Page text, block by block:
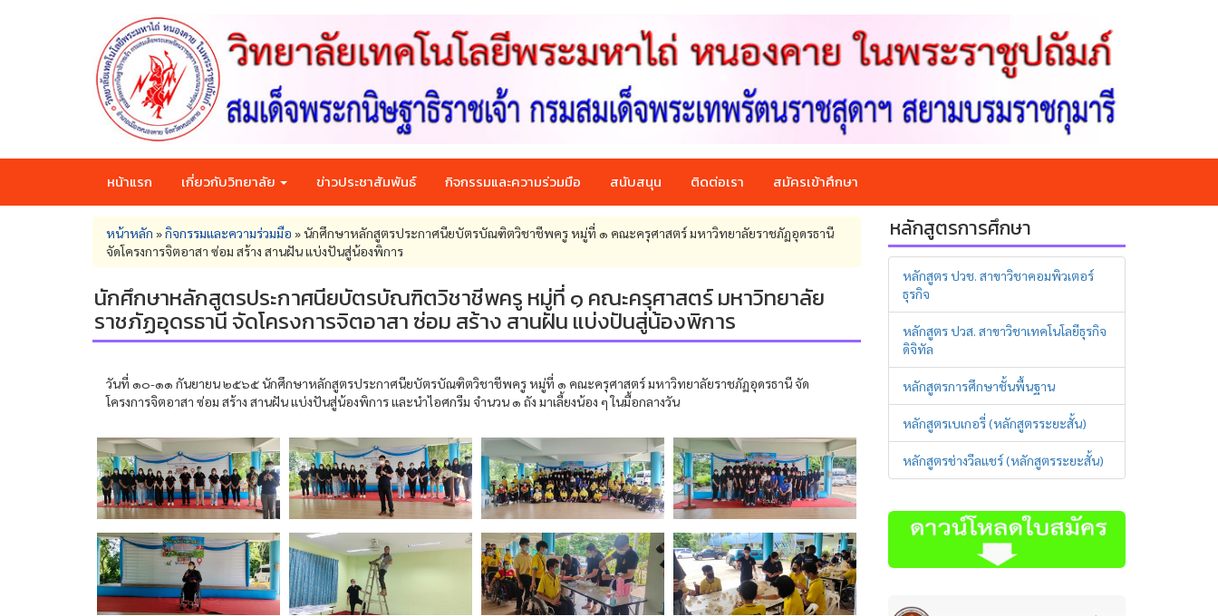
หน้าแรก เกี่ยวกับวิทยาลัย ข่าวประชาสัมพันธ์ กิจกรรมและความร่วมมือ สนับสนุน ติดต่อเรา สมัครเข้าศึกษา
You
are
here
หน้าหลัก »กิจกรรมและความร่วมมือ »นักศึกษาหลักสูตรประกาศนียบัตรบัณฑิตวิชาชีพครู หมู่ที่ ๑ คณะครุศาสตร์ มหาวิทยาลัยราชภัฏอุดรธานี
จัดโครงการจิตอาสา ซ่อม สร้าง สานฝัน แบ่งปันสู่น้องพิการ
นักศึกษาหลักสูตรประกาศนียบัตรบัณฑิตวิชาชีพครู หมู่ที่ ๑ คณะครุศาสตร์ มหาวิทยาลัย
ราชภัฏอุดรธานี จัดโครงการจิตอาสา ซ่อม สร้าง สานฝัน แบ่งปันสู่น้องพิการ
วันที่ ๑๐-๑๑ กันยายน ๒๕๖๕ นักศึกษาหลักสูตรประกาศนียบัตรบัณฑิตวิชาชีพครู หมู่ที่ ๑ คณะครุศาสตร์ มหาวิทยาลัยราชภัฏอุดรธานี จัด
โครงการจิตอาสา ซ่อม สร้าง สานฝัน แบ่งปันสู่น้องพิการ และนำไอศกรีม จำนวน ๑ ถัง มาเลี้ยงน้อง ๆ ในมื้อกลางวัน
หลักสูตรการศึกษา
หลักสูตร ปวช. สาขาวิชาคอมพิวเตอร์
ธุรกิจ
หลักสูตร ปวส. สาขาวิชาเทคโนโลยีธุรกิจ
ดิจิทัล
หลักสูตรการศึกษาชั้นพื้นฐาน
หลักสูตรเบเกอรี่ (หลักสูตรระยะสั้น)
หลักสูตรช่างวีลแชร์ (หลักสูตรระยะสั้น)